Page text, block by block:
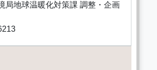
局地球温暖化対策課 調整・企画